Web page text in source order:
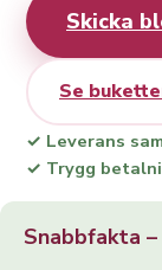
Skicka
Se
✓ Leverans
✓ Trygg
Snabbfakta